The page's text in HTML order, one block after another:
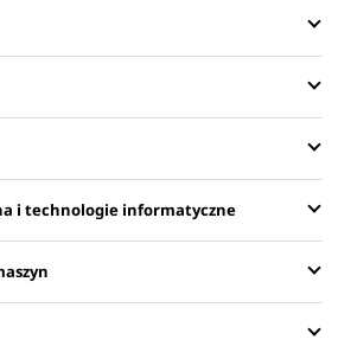
i technologie informatyczne